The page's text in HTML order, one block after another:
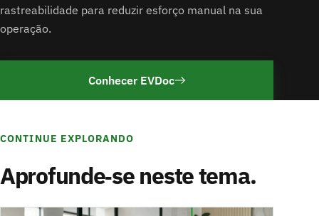
rastreabilidade para reduzir esforço manual na sua
operação.
Conhecer EVDoc
CONTINUE EXPLORANDO
Aprofunde‑se neste tema.